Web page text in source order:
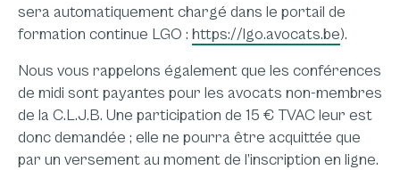
sera automatiquement chargé dans le portail de
formation continue LGO : https://lgo.avocats.be).
Nous vous rappelons également que les conférences
de midi sont payantes pour les avocats non-membres
de la C.L.J.B. Une participation de 15 € TVAC leur est
donc demandée ; elle ne pourra être acquittée que
par un versement au moment de l’inscription en ligne.